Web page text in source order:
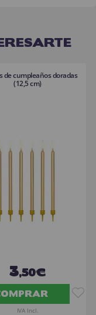
de cumpleaños doradas
(12,5 cm)
3,50€
IVA Incl.